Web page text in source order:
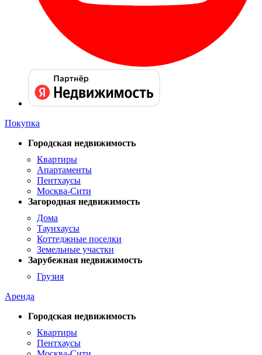
Покупка
Городская недвижимость
Квартиры
Апартаменты
Пентхаусы
Москва-Сити
Загородная недвижимость
Дома
Таунхаусы
Коттеджные поселки
Земельные участки
Зарубежная недвижимость
Грузия
Аренда
Городская недвижимость
Квартиры
Пентхаусы